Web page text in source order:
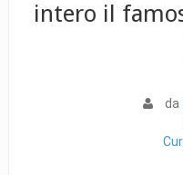
intero il
da